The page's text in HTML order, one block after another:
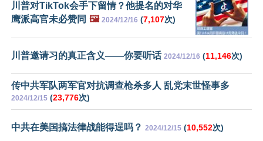
川普对TikTok会手下留情？他提名的对华
鹰派高官未必赞同 🖼️ 2024/12/16 (7,107次)
川普邀请习的真正含义——你要听话 2024/12/16 (11,146次)
传中共军队两军官对抗调查枪杀多人 乱党末世怪事多
2024/12/15 (23,776次)
中共在美国搞法律战能得逞吗？ 2024/12/15 (10,552次)